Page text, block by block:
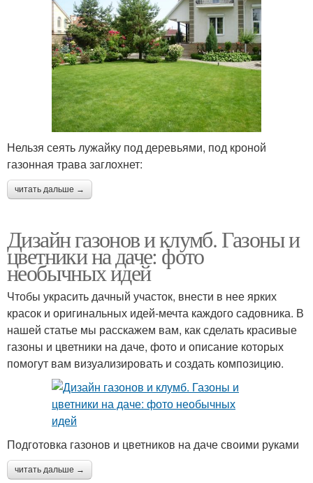
Нельзя сеять лужайку под деревьями, под кроной
газонная трава заглохнет:
читать дальше →
Дизайн газонов и клумб. Газоны и
цветники на даче: фото
необычных идей
Чтобы украсить дачный участок, внести в нее ярких
красок и оригинальных идей-мечта каждого садовника. В
нашей статье мы расскажем вам, как сделать красивые
газоны и цветники на даче, фото и описание которых
помогут вам визуализировать и создать композицию.
Подготовка газонов и цветников на даче своими руками
читать дальше →